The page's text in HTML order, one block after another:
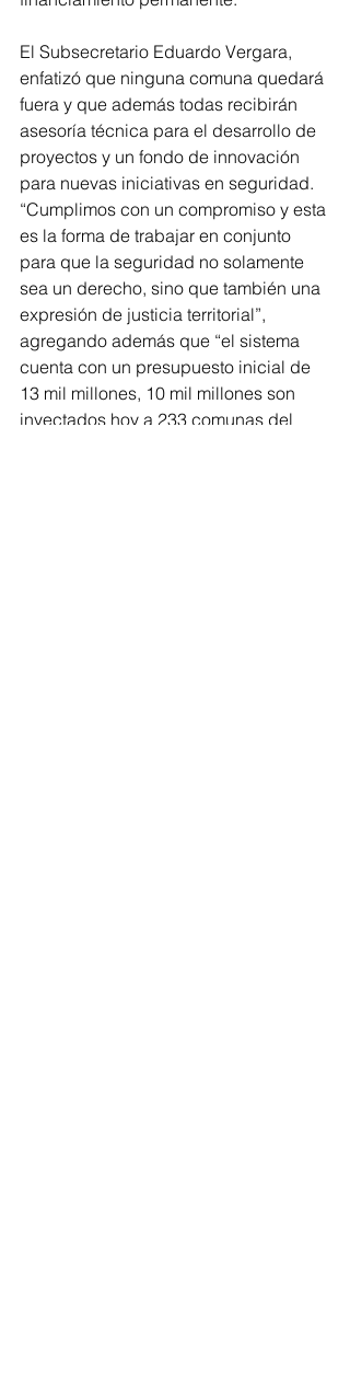
El Subsecretario Eduardo Vergara,
enfatizó que ninguna comuna quedará
fuera y que además todas recibirán
asesoría técnica para el desarrollo de
proyectos y un fondo de innovación
para nuevas iniciativas en seguridad.
“Cumplimos con un compromiso y esta
es la forma de trabajar en conjunto
para que la seguridad no solamente
sea un derecho, sino que también una
expresión de justicia territorial”,
agregando además que “el sistema
cuenta con un presupuesto inicial de
13 mil millones, 10 mil millones son
inyectados hoy a 233 comunas del